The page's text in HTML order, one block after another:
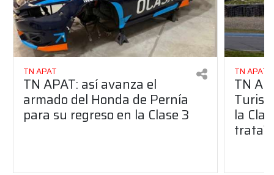
TN APAT
TN APAT: así avanza el
armado del Honda de Pernía
para su regreso en la Clase 3
TN APAT
TN
la
trata?